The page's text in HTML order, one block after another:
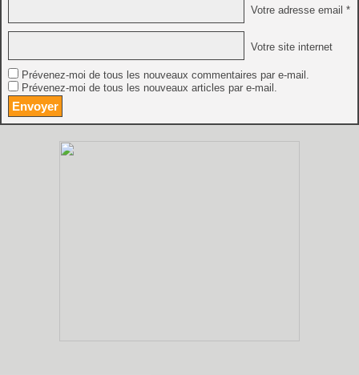
Votre adresse email *
Votre site internet
Prévenez-moi de tous les nouveaux commentaires par e-mail.
Prévenez-moi de tous les nouveaux articles par e-mail.